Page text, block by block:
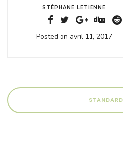
STÉPHANE LETIENNE
Posted on avril 11, 2017
STANDARD